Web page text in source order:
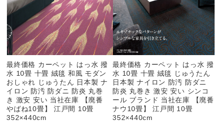
最終価格 カーペット はっ水 撥
水 10畳 十畳 絨毯 和風 モダン
おしゃれ じゅうたん 日本製 ナ
イロン 防汚 防ダニ 防炎 丸巻
き 激安 安い 当社在庫 【廃番
やばね10畳】 江戸間 10畳
352×440cm
最終価格 カーペット はっ水 撥
水 10畳 十畳 絨毯 じゅうたん
日本製 ナイロン 防汚 防ダニ
防炎 丸巻き 激安 安い シンコ
ール ブランド 当社在庫 【廃番
ナウ10畳】 江戸間 10畳
352×440cm